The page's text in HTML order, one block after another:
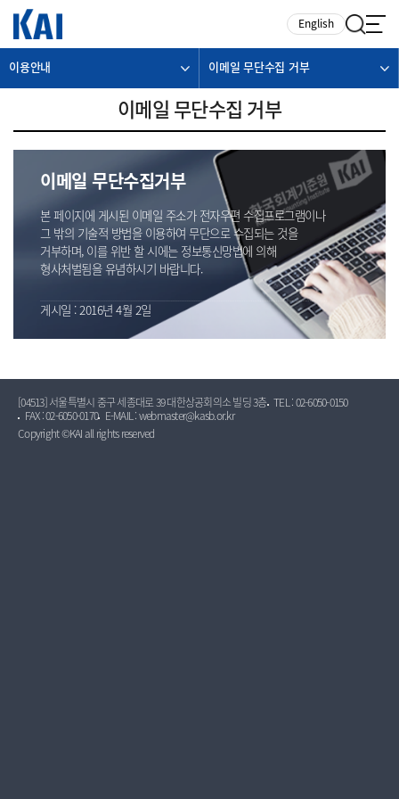
English
이용안내 이메일 무단수집 거부
이메일 무단수집 거부
이메일 무단수집거부
본 페이지에 게시된 이메일 주소가 전자우편 수집프로그램이나
그 밖의 기술적 방법을 이용하여 무단으로 수집되는 것을
거부하며, 이를 위반 할 시에는 정보통신망법에 의해
형사처벌됨을 유념하시기 바랍니다.
게시일 : 2016년 4월 2일
[04513] 서울특별시 중구 세종대로 39 대한상공회의소 빌딩 3층 TEL : 02-6050-0150
FAX : 02-6050-0170
E-MAIL : webmaster@kasb.or.kr
Copyright ©KAI all rights reserved